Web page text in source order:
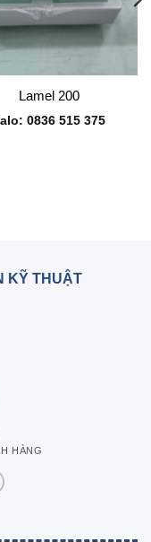
Lamel 200
0836 515 375
KỸ THUẬT
HÀNG